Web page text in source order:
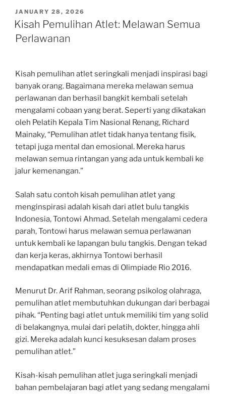
POSTED
ON
JANUARY 28, 2026
Kisah Pemulihan Atlet: Melawan Semua
Perlawanan
Kisah pemulihan atlet seringkali menjadi inspirasi bagi
banyak orang. Bagaimana mereka melawan semua
perlawanan dan berhasil bangkit kembali setelah
mengalami cobaan yang berat. Seperti yang dikatakan
oleh Pelatih Kepala Tim Nasional Renang, Richard
Mainaky, “Pemulihan atlet tidak hanya tentang fisik,
tetapi juga mental dan emosional. Mereka harus
melawan semua rintangan yang ada untuk kembali ke
jalur kemenangan.”
Salah satu contoh kisah pemulihan atlet yang
menginspirasi adalah kisah dari atlet bulu tangkis
Indonesia, Tontowi Ahmad. Setelah mengalami cedera
parah, Tontowi harus melawan semua perlawanan
untuk kembali ke lapangan bulu tangkis. Dengan tekad
dan kerja keras, akhirnya Tontowi berhasil
mendapatkan medali emas di Olimpiade Rio 2016.
Menurut Dr. Arif Rahman, seorang psikolog olahraga,
pemulihan atlet membutuhkan dukungan dari berbagai
pihak. “Penting bagi atlet untuk memiliki tim yang solid
di belakangnya, mulai dari pelatih, dokter, hingga ahli
gizi. Mereka adalah kunci kesuksesan dalam proses
pemulihan atlet.”
Kisah-kisah pemulihan atlet juga seringkali menjadi
bahan pembelajaran bagi atlet yang sedang mengalami